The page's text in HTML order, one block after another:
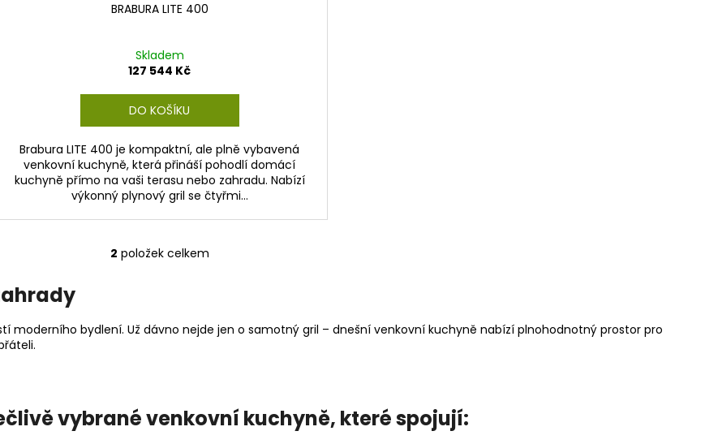
BRABURA LITE 400
Skladem
127 544 Kč
DO KOŠÍKU
Brabura LITE 400 je kompaktní, ale plně vybavená
venkovní kuchyně, která přináší pohodlí domácí
kuchyně přímo na vaši terasu nebo zahradu. Nabízí
výkonný plynový gril se čtyřmi...
O
d
r
2 položek celkem
moderního bydlení. Už dávno nejde jen o samotný gril – dnešní venkovní kuchyně nabízí plnohodnotný prostor pro
vybrané venkovní kuchyně, které spojují: